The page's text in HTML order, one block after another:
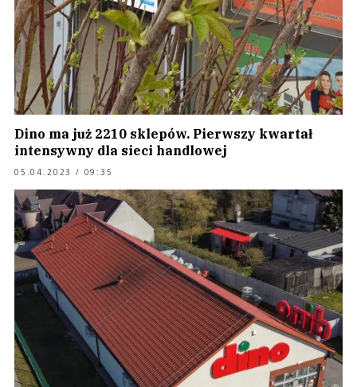
Dino ma już 2210 sklepów. Pierwszy kwartał
intensywny dla sieci handlowej
05.04.2023 / 09:35